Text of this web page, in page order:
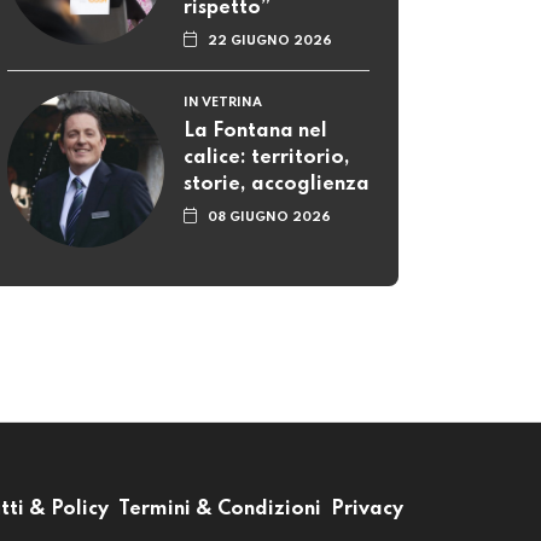
rispetto”
22 GIUGNO 2026
IN VETRINA
La Fontana nel
calice: territorio,
storie, accoglienza
08 GIUGNO 2026
& Policy Termini & Condizioni Privacy